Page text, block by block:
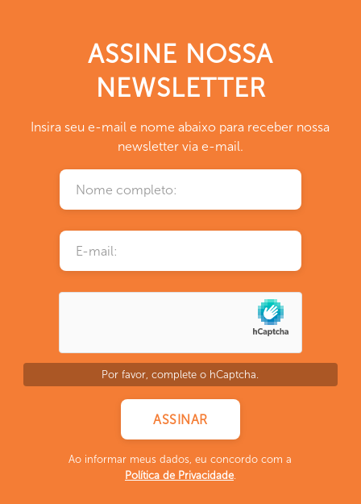
ASSINE NOSSA
NEWSLETTER
Insira seu e-mail e nome abaixo para receber nossa
newsletter via e-mail.
Por favor, complete o hCaptcha.
Ao informar meus dados, eu concordo com a
Política de Privacidade.